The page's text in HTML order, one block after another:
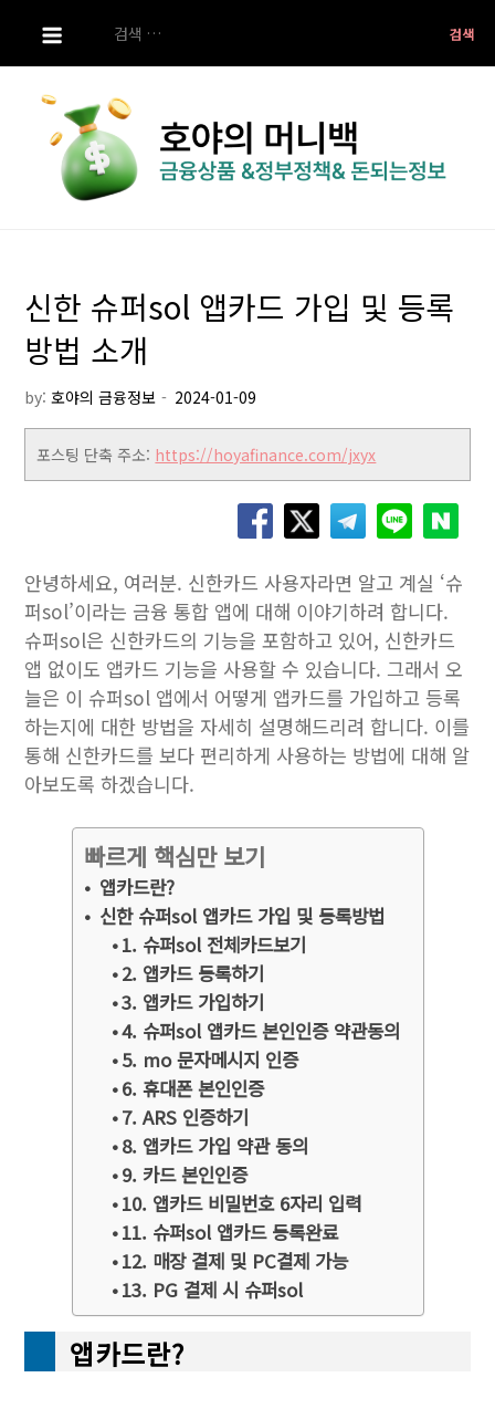
i
색:
신한 슈퍼sol 앱카드 가입 및 등록
방법 소개
by:호야의 금융정보
포스팅 단축 주소: https://hoyafinance.com/jxyx
안녕하세요, 여러분. 신한카드 사용자라면 알고 계실 ‘슈
퍼sol’이라는 금융 통합 앱에 대해 이야기하려 합니다.
슈퍼sol은 신한카드의 기능을 포함하고 있어, 신한카드
앱 없이도 앱카드 기능을 사용할 수 있습니다. 그래서 오
늘은 이 슈퍼sol 앱에서 어떻게 앱카드를 가입하고 등록
하는지에 대한 방법을 자세히 설명해드리려 합니다. 이를
통해 신한카드를 보다 편리하게 사용하는 방법에 대해 알
아보도록 하겠습니다.
빠르게 핵심만 보기
앱카드란?
신한 슈퍼sol 앱카드 가입 및 등록방법
1. 슈퍼sol 전체카드보기
2. 앱카드 등록하기
3. 앱카드 가입하기
4. 슈퍼sol 앱카드 본인인증 약관동의
5. mo 문자메시지 인증
6. 휴대폰 본인인증
7. ARS 인증하기
8. 앱카드 가입 약관 동의
9. 카드 본인인증
10. 앱카드 비밀번호 6자리 입력
11. 슈퍼sol 앱카드 등록완료
12. 매장 결제 및 PC결제 가능
13. PG 결제 시 슈퍼sol
앱카드란?